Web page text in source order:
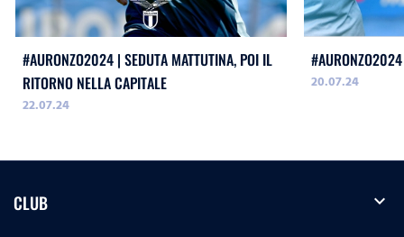
#AURONZO2024 | SEDUTA MATTUTINA, POI IL
RITORNO NELLA CAPITALE
22.07.24
20.07.24
CLUB expand_more